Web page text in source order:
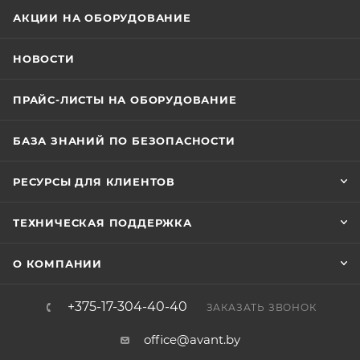
345 г. Камера работает в температурном диапазоне
АКЦИИ НА ОБОРУДОВАНИЕ
НОВОСТИ
ПРАЙС-ЛИСТЫ НА ОБОРУДОВАНИЕ
БАЗА ЗНАНИЙ ПО БЕЗОПАСНОСТИ
РЕСУРСЫ ДЛЯ КЛИЕНТОВ
ТЕХНИЧЕСКАЯ ПОДДЕРЖКА
О КОМПАНИИ
+375-17-304-40-40 ЗАКАЗАТЬ ЗВОНОК
office@avant.by